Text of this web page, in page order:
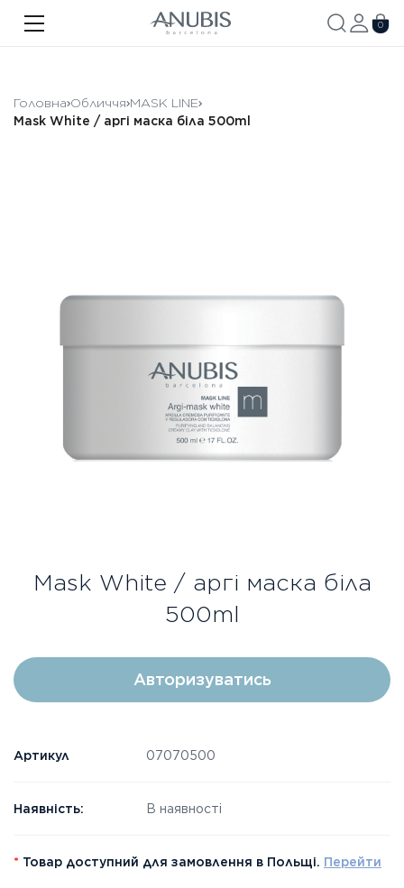
ОБЛИЧЧЯ
Безкоштовна консультація
Вхід/Реєстрація
0
Головна Обличчя MASK LINE
Mask White / аргі маска біла 500ml
Mask White / аргі маска біла
500ml
Авторизуватись
Артикул 07070500
Наявність: В наявності
* Товар доступний для замовлення в Польщі. Перейти